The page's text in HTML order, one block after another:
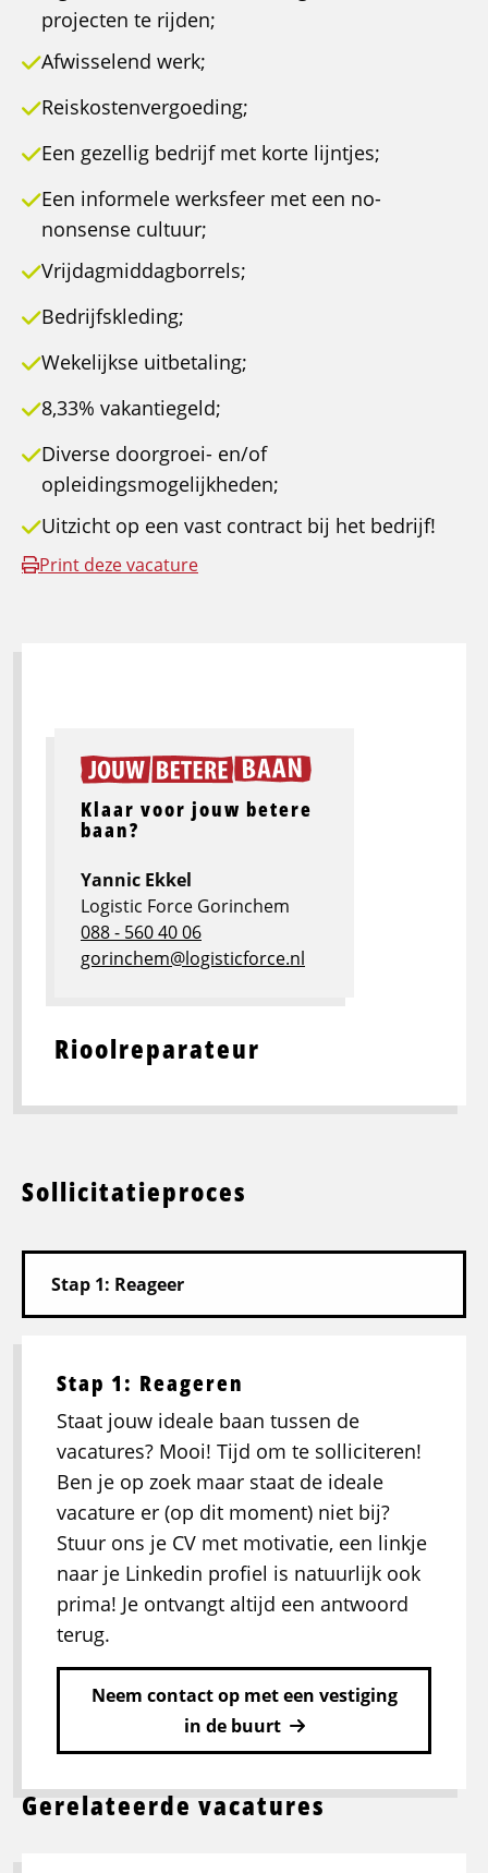
projecten te rijden;
Afwisselend werk;
Reiskostenvergoeding;
Een gezellig bedrijf met korte lijntjes;
Een informele werksfeer met een no-
nonsense cultuur;
Vrijdagmiddagborrels;
Bedrijfskleding;
Wekelijkse uitbetaling;
8,33% vakantiegeld;
Diverse doorgroei- en/of
opleidingsmogelijkheden;
Uitzicht op een vast contract bij het bedrijf!
Print deze vacature
Rioolreparateur
Klaar voor jouw betere
baan?
Yannic Ekkel
Logistic Force Gorinchem
088 - 560 40 06
gorinchem@logisticforce.nl
Sollicitatieproces
Stap 1: Reageren
Staat jouw ideale baan tussen de
vacatures? Mooi! Tijd om te solliciteren!
Ben je op zoek maar staat de ideale
vacature er (op dit moment) niet bij?
Stuur ons je CV met motivatie, een linkje
naar je Linkedin profiel is natuurlijk ook
prima! Je ontvangt altijd een antwoord
terug.
Neem contact op met een vestiging
in de buurt
Gerelateerde vacatures